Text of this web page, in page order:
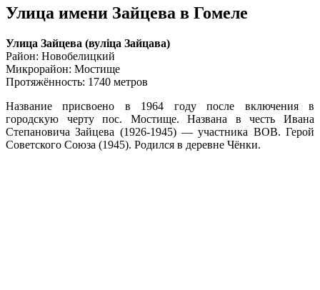
Улица имени Зайцева в Гомеле
Улица Зайцева (вулiца Зайцава)
Район: Новобелицкий
Микрорайон: Мостище
Протяжённость: 1740 метров
Название присвоено в 1964 году после включения в
городскую черту пос. Мостище. Названа в честь Ивана
Степановича Зайцева (1926-1945) — участника ВОВ. Герой
Советского Союза (1945). Родился в деревне Чёнки.